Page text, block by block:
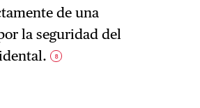
de una
la seguridad del
8